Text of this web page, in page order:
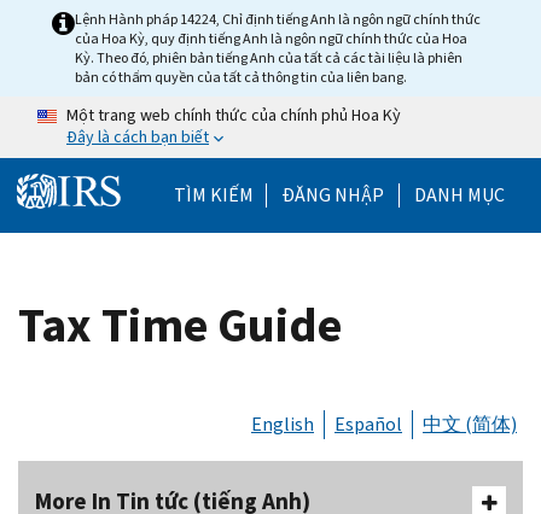
Skip to main content
Lệnh Hành pháp 14224, Chỉ định tiếng Anh là ngôn ngữ chính thức
của Hoa Kỳ, quy định tiếng Anh là ngôn ngữ chính thức của Hoa
Kỳ. Theo đó, phiên bản tiếng Anh của tất cả các tài liệu là phiên
bản có thẩm quyền của tất cả thông tin của liên bang.
Một trang web chính thức của chính phủ Hoa Kỳ
Đây là cách bạn biết
TÌM KIẾM Help Menu Mobile
ĐĂNG NHẬP DANH MỤC
Tax Time Guide
English Español 中文 (简体)
More In Tin tức (tiếng Anh)